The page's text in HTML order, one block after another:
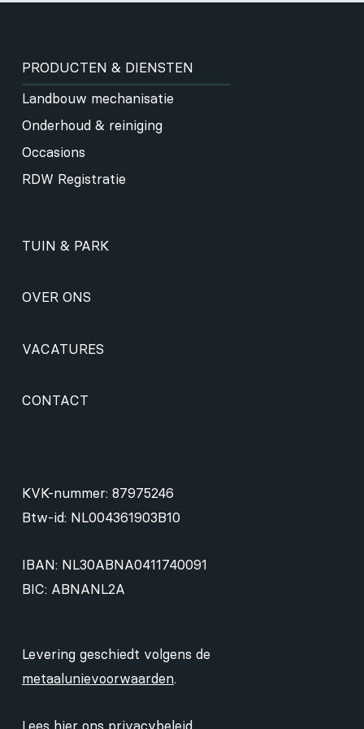
PRODUCTEN & DIENSTEN
Landbouw mechanisatie
Onderhoud & reiniging
Occasions
RDW Registratie
TUIN & PARK
OVER ONS
VACATURES
CONTACT
KVK-nummer: 87975246
Btw-id: NL004361903B10
IBAN: NL30ABNA0411740091
BIC: ABNANL2A
Levering geschiedt volgens de
metaalunievoorwaarden.
Lees hier ons privacybeleid